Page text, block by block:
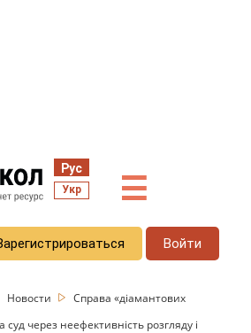
Рус
Укр ☰
Войти
Новости
Справа «діамантових
суд через неефективність розгляду і